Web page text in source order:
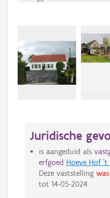
Juridische
is aangeduid als
erfgoed Hoeve Hof 't
Deze vaststelling
tot 14-05-2024